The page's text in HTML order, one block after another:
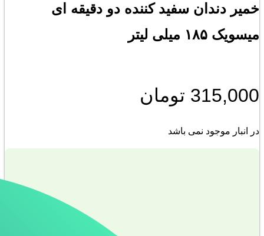
خمیر دندان سفید کننده دو دقیقه ای
میسویک ۱۸۵ میلی لیتر
315,000 تومان
در انبار موجود نمی باشد